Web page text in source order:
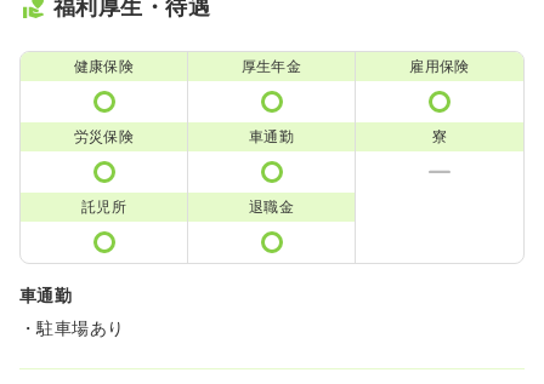
福利厚生・待遇
健康保険 厚生年金 雇用保険
労災保険 車通勤 寮
託児所 退職金
車通勤
・駐車場あり